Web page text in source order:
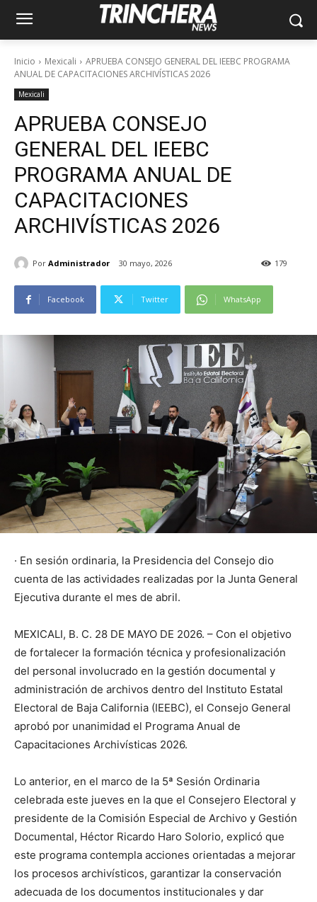
Inicio Mexicali
APRUEBA CONSEJO GENERAL DEL IEEBC PROGRAMA
ANUAL DE CAPACITACIONES ARCHIVÍSTICAS 2026
Mexicali
APRUEBA CONSEJO
GENERAL DEL IEEBC
PROGRAMA ANUAL DE
CAPACITACIONES
ARCHIVÍSTICAS 2026
Por Administrador 30 mayo, 2026 179
Facebook Twitter WhatsApp
· En sesión ordinaria, la Presidencia del Consejo dio
cuenta de las actividades realizadas por la Junta General
Ejecutiva durante el mes de abril.
MEXICALI, B. C. 28 DE MAYO DE 2026. – Con el objetivo
de fortalecer la formación técnica y profesionalización
del personal involucrado en la gestión documental y
administración de archivos dentro del Instituto Estatal
Electoral de Baja California (IEEBC), el Consejo General
aprobó por unanimidad el Programa Anual de
Capacitaciones Archivísticas 2026.
Lo anterior, en el marco de la 5ª Sesión Ordinaria
celebrada este jueves en la que el Consejero Electoral y
presidente de la Comisión Especial de Archivo y Gestión
Documental, Héctor Ricardo Haro Solorio, explicó que
este programa contempla acciones orientadas a mejorar
los procesos archivísticos, garantizar la conservación
adecuada de los documentos institucionales y dar